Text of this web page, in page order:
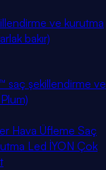
ve kurutma
bakır)
saç şekillendirme ve
Hava Üfleme Saç
Led İYON Çok